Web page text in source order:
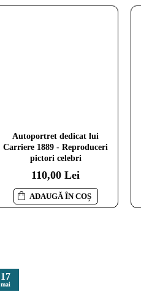
Natura Moarta cu Bujori -
Reproduceri pictori celebri
110,00 Lei
ADAUGĂ ÎN COȘ
Autoportret dedicat lui
Carriere 1889 - Reproduceri
pictori celebri
110,00 Lei
ADAUGĂ ÎN COȘ
17
mai